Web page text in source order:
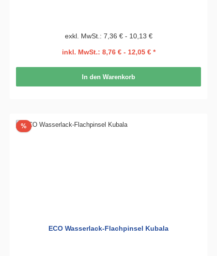
exkl. MwSt.: 7,36 € - 10,13 €
inkl. MwSt.: 8,76 € - 12,05 € *
In den Warenkorb
%Rabatt
ECO Wasserlack-Flachpinsel Kubala